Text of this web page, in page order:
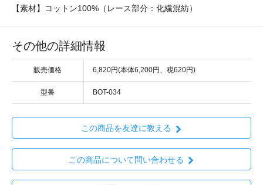
【素材】コットン100%（レース部分：化繊混紡）
その他の詳細情報
販売価格 6,820円(本体6,200円、税620円)
型番 BOT-034
この商品を友達に教える
この商品について問い合わせる